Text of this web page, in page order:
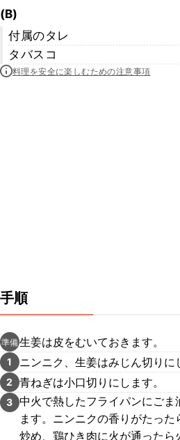
(B)
付属のタレ
タバスコ
料理を安全に楽しむための注意事項
手順
準備生姜は皮をむいておきます。
1 ニンニク、生姜はみじん切りに
2 青ねぎは小口切りにします。
3 中火で熱したフライパンにごま
ます。ニンニクの香りがたっ
炒め、鶏ひき肉に火が通ったら